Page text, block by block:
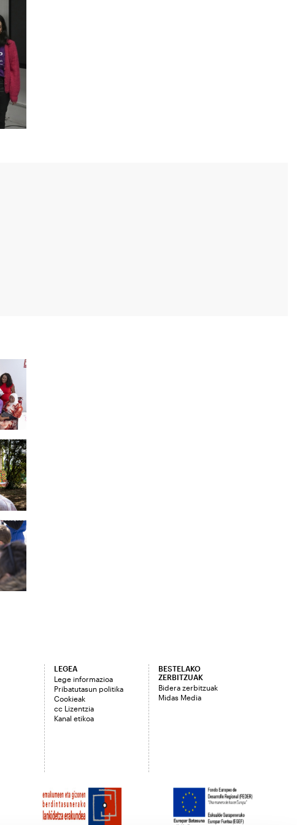
LEGEA
Lege informazioa
Pribatutasun politika
Cookieak
cc Lizentzia
Kanal etikoa
BESTELAKO
ZERBITZUAK
Bidera zerbitzuak
Midas Media